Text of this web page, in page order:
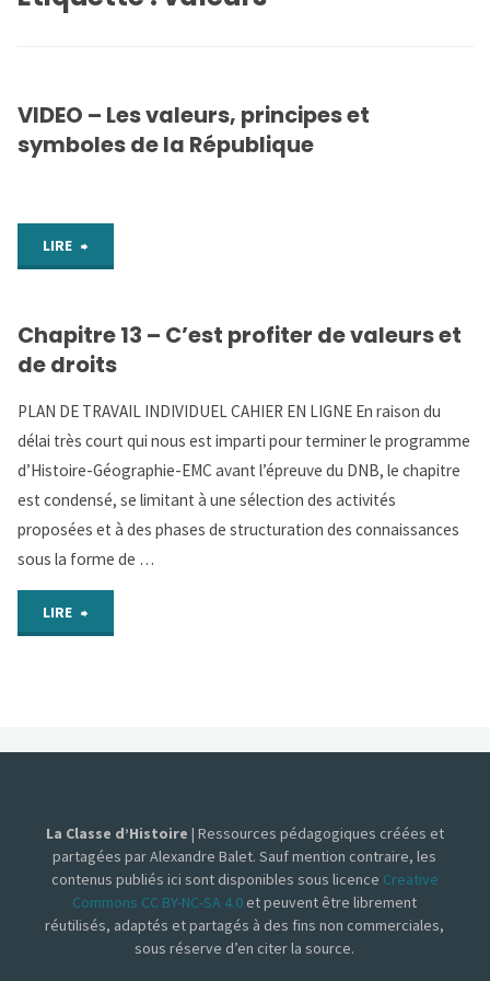
VIDEO – Les valeurs, principes et
symboles de la République
LIRE
Les
et
symboles
de
Chapitre 13 – C’est profiter de valeurs et
de droits
PLAN DE TRAVAIL INDIVIDUEL CAHIER EN LIGNE En raison du
délai très court qui nous est imparti pour terminer le programme
d’Histoire-Géographie-EMC avant l’épreuve du DNB, le chapitre
est condensé, se limitant à une sélection des activités
proposées et à des phases de structuration des connaissances
sous la forme de …
LIRE
C’est
de
valeurs
et
La Classe d’Histoire | Ressources pédagogiques créées et
partagées par Alexandre Balet. Sauf mention contraire, les
contenus publiés ici sont disponibles sous licence Creative
Commons CC BY-NC-SA 4.0 et peuvent être librement
réutilisés, adaptés et partagés à des fins non commerciales,
sous réserve d’en citer la source.